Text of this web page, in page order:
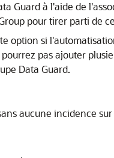
Guard à l'aide de
pour tirer parti de
option si
pas ajouter
Data Guard.
aucune incidence